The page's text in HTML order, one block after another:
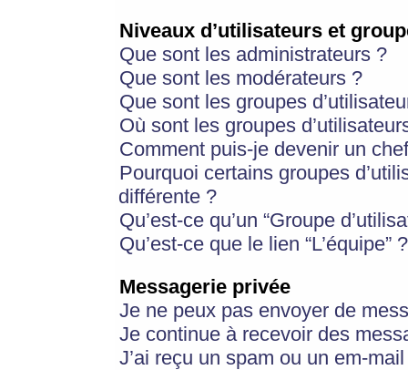
Niveaux d’utilisateurs et
Que sont les administrateurs ?
Que sont les modérateurs ?
Que sont les groupes
Où sont les groupes
Comment puis-je devenir un
Pourquoi certains groupes
différente ?
Qu’est-ce qu’un “Groupe
Qu’est-ce que le lien “L’équipe” ?
Messagerie privée
Je ne peux pas envoyer de
Je continue à recevoir des
J’ai reçu un spam ou un em-